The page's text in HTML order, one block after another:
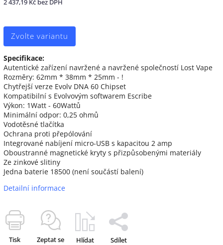
2 437,19 Kč bez DPH
Zvolte variantu
Specifikace:
Autentické zařízení navržené a navržené společností Lost Vape
Rozměry: 62mm * 38mm * 25mm - !
Chytřejší verze Evolv DNA 60 Chipset
Kompatibilní s Evolvovým softwarem Escribe
Výkon: 1Watt - 60Wattů
Minimální odpor: 0,25 ohmů
Vodotěsné tlačítka
Ochrana proti přepólování
Integrované nabíjení micro-USB s kapacitou 2 amp
Oboustranné magnetické kryty s přizpůsobenými materiály
Ze zinkové slitiny
Jedna baterie 18500 (není součástí balení)
Detailní informace
Tisk Zeptat se Hlídat Sdílet